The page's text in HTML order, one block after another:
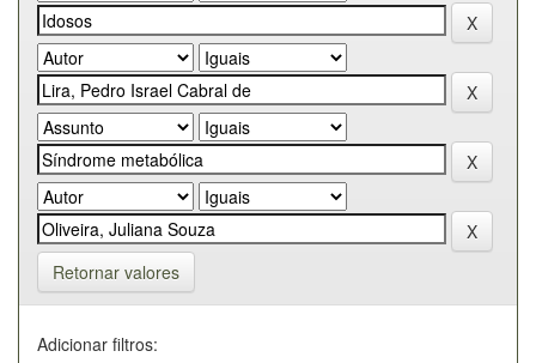
Retornar valores
Adicionar filtros: